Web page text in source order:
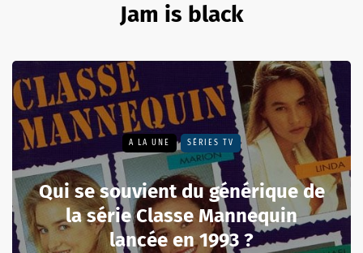
Jam is black
A LA UNE SÉRIES TV
Qui se souvient du générique de
la série Classe Mannequin
lancée en 1993 ?